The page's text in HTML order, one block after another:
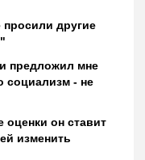
другие
предложил мне
социализм - не
оценки он ставит
изменить